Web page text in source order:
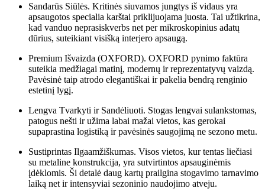
Sandarūs Siūlės. Kritinės siuvamos jungtys iš vidaus yra
apsaugotos specialia karštai priklijuojama juosta. Tai užtikrina,
kad vanduo neprasiskverbs net per mikroskopinius adatų
dūrius, suteikiant visišką interjero apsaugą.
Premium Išvaizda (OXFORD). OXFORD pynimo faktūra
suteikia medžiagai matinį, modernų ir reprezentatyvų vaizdą.
Pavėsinė taip atrodo elegantiškai ir pakelia bendrą renginio
estetinį lygį.
Lengva Tvarkyti ir Sandėliuoti. Stogas lengvai sulankstomas,
patogus nešti ir užima labai mažai vietos, kas gerokai
supaprastina logistiką ir pavėsinės saugojimą ne sezono metu.
Sustiprintas Ilgaamžiškumas. Visos vietos, kur tentas liečiasi
su metaline konstrukcija, yra sutvirtintos apsauginėmis
įdėklomis. Ši detalė daug kartų prailgina stogavimo tarnavimo
laiką net ir intensyviai sezoninio naudojimo atveju.